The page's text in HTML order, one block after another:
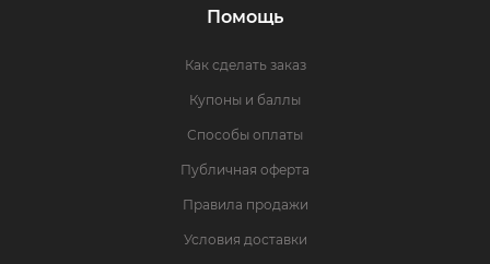
Помощь
Как сделать заказ
Купоны и баллы
Способы оплаты
Публичная оферта
Правила продажи
Условия доставки